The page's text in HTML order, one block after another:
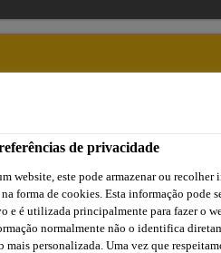
Lojas /
Aplicadores Sika
de Edifícios e Estruturas
de privacidade
website, este pode armazenar ou recolher
forma de cookies. Esta informação pode
e é utilizada principalmente para fazer o
normalmente não o identifica
mais personalizada. Uma vez que